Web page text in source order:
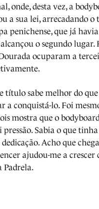
onde, desta vez, a
a sua lei, arrecadando
penichense, que já
o segundo
ocuparam a
título sabe melhor do
a conquistá-lo. Foi
mostra que o
pressão. Sabia o que
Acho que
ajudou-me a crescer
Padrela.